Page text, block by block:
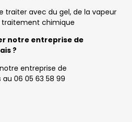
traiter avec du gel, de la vapeur
traitement chimique
notre entreprise de
?
entreprise de
06 05 63 58 99